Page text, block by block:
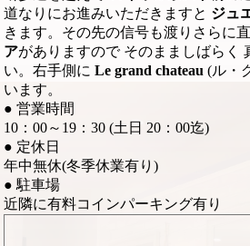
道なりにお進みいただきますと ジュ
きます。その先の信号も渡りさらに
アがありますので そのまましばらく
い。右手側にLe grand chateau(ル・
います。
● 営業時間
10：00～19：30 (土日 20：00迄)
● 定休日
年中無休(冬季休業有り)
● 駐車場
近隣に有料コインパーキング有り